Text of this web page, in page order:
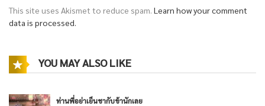
This site uses Akismet to reduce spam. Learn how your comment
data is processed.
YOU MAY ALSO LIKE
ท่านพี่อย่าเย็นชากับข้านักเลย